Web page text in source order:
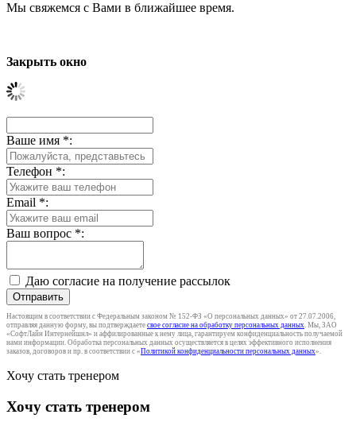
Мы свяжемся с Вами в ближайшее время.
Закрыть окно
Ваше имя *:
Телефон *:
Email *:
Ваш вопрос *:
Даю согласие на получение рассылок
Отправить
Настоящим в соответствии с Федеральным законом № 152-ФЗ «О персональных данных» от 27.07.2006,
отправляя данную форму, вы подтверждаете свое согласие на обработку персональных данных. Мы, ЗАО
«СофтЛайн Интернейшнл» и аффилированные к нему лица, гарантируем конфиденциальность получаемой
нами информации. Обработка персональных данных осуществляется в целях эффективного исполнения
заказов, договоров и пр. в соответствии с «Политикой конфиденциальности персональных данных».
Хочу стать тренером
Хочу стать тренером